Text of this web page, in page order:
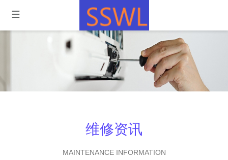
维修资讯
MAINTENANCE INFORMATION